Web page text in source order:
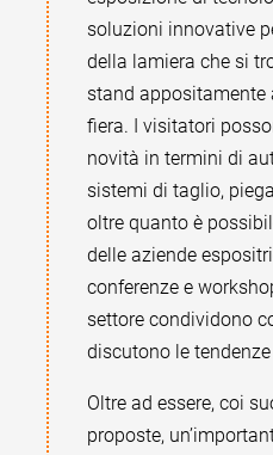
soluzioni innovative
della lamiera che si
stand appositamente
fiera. I visitatori
novità in termini di
sistemi di taglio,
oltre quanto è
delle aziende
conferenze e
settore condividono
discutono le
Oltre ad essere, coi
proposte,